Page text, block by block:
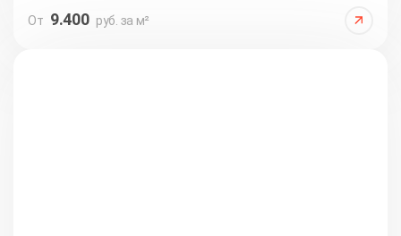
От 9.400 руб. за м²